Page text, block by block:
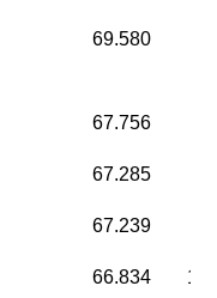
69.580
67.756
67.285
67.239
66.834